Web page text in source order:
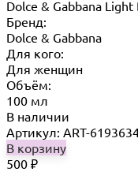
Dolce & Gabbana Light
Бренд:
Dolce & Gabbana
Для кого:
Для женщин
Объём:
100 мл
В наличии
Артикул: ART-
В корзину
500 ₽